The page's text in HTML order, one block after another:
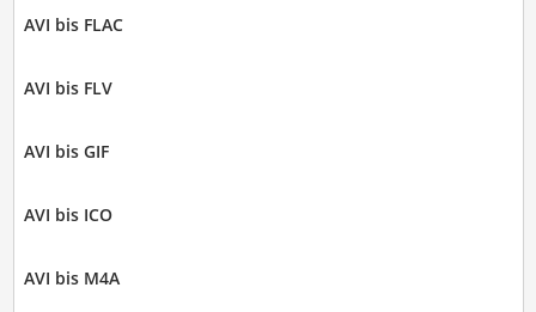
AVI bis FLAC
AVI bis FLV
AVI bis GIF
AVI bis ICO
AVI bis M4A